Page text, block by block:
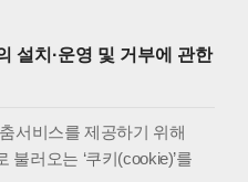
설치·운영 및 거부에 관한
서비스를 제공하기 위해
러오는 ‘쿠키(cookie)’를